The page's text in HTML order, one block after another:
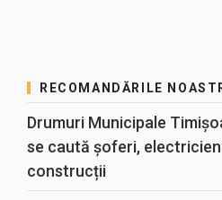
RECOMANDĂRILE
Drumuri Municipale
se caută șoferi,
construcții